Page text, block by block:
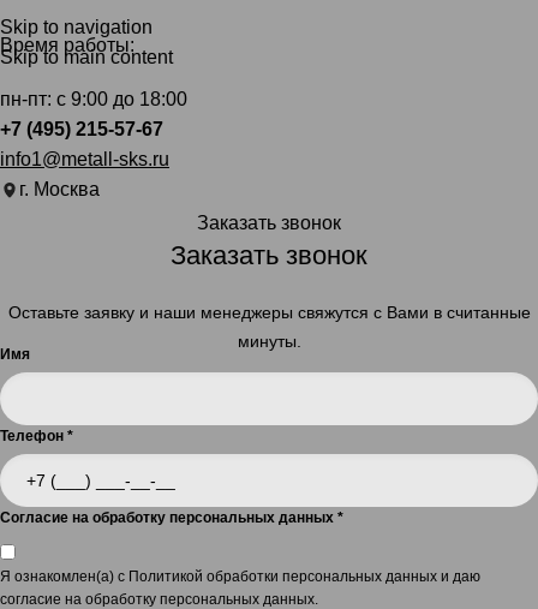
Skip to navigation
Skip to main content
Время работы:
пн-пт: с 9:00 до 18:00
+7 (495) 215-57-67
info1@metall-sks.ru
г. Москва
Заказать звонок
Заказать звонок
Оставьте заявку и наши менеджеры свяжутся с Вами в считанные
минуты.
Имя
Телефон *
Согласие на обработку персональных данных *
Я ознакомлен(а) с Политикой обработки персональных данных и даю
согласие на обработку персональных данных